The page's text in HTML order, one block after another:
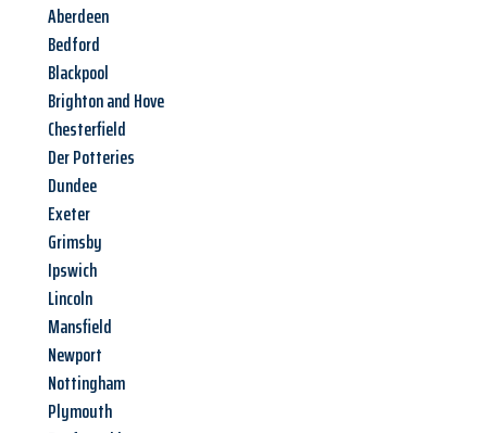
Aberdeen
Bedford
Blackpool
Brighton and Hove
Chesterfield
Der Potteries
Dundee
Exeter
Grimsby
Ipswich
Lincoln
Mansfield
Newport
Nottingham
Plymouth